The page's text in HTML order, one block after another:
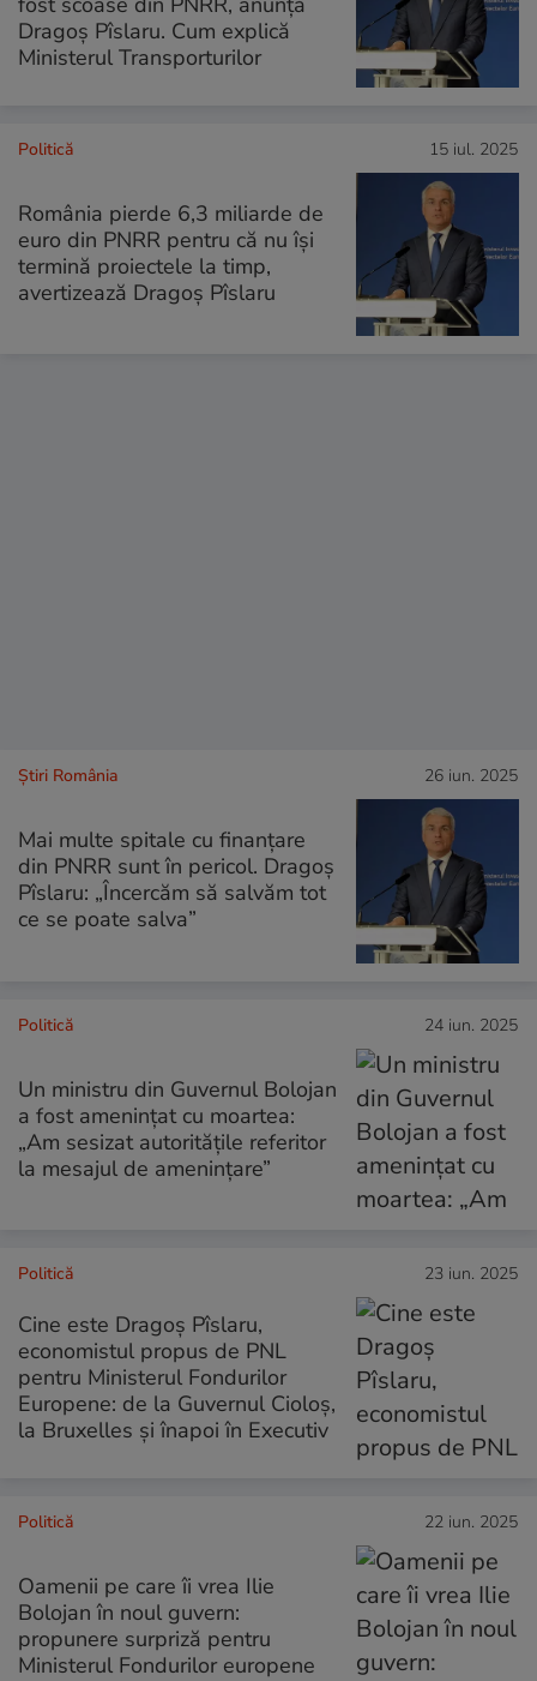
Dragoș Pîslaru. Cum explică
Ministerul Transporturilor
Politică 15 iul. 2025
România pierde 6,3 miliarde de
euro din PNRR pentru că nu își
termină proiectele la timp,
avertizează Dragoș Pîslaru
Știri România 26 iun. 2025
Mai multe spitale cu finanţare
din PNRR sunt în pericol. Dragoș
Pîslaru: „Încercăm să salvăm tot
ce se poate salva”
Politică 24 iun. 2025
Un ministru din Guvernul Bolojan
a fost amenințat cu moartea:
„Am sesizat autoritățile referitor
la mesajul de amenințare”
Politică 23 iun. 2025
Cine este Dragoș Pîslaru,
economistul propus de PNL
pentru Ministerul Fondurilor
Europene: de la Guvernul Cioloș,
la Bruxelles și înapoi în Executiv
Politică 22 iun. 2025
Oamenii pe care îi vrea Ilie
Bolojan în noul guvern:
propunere surpriză pentru
Ministerul Fondurilor europene